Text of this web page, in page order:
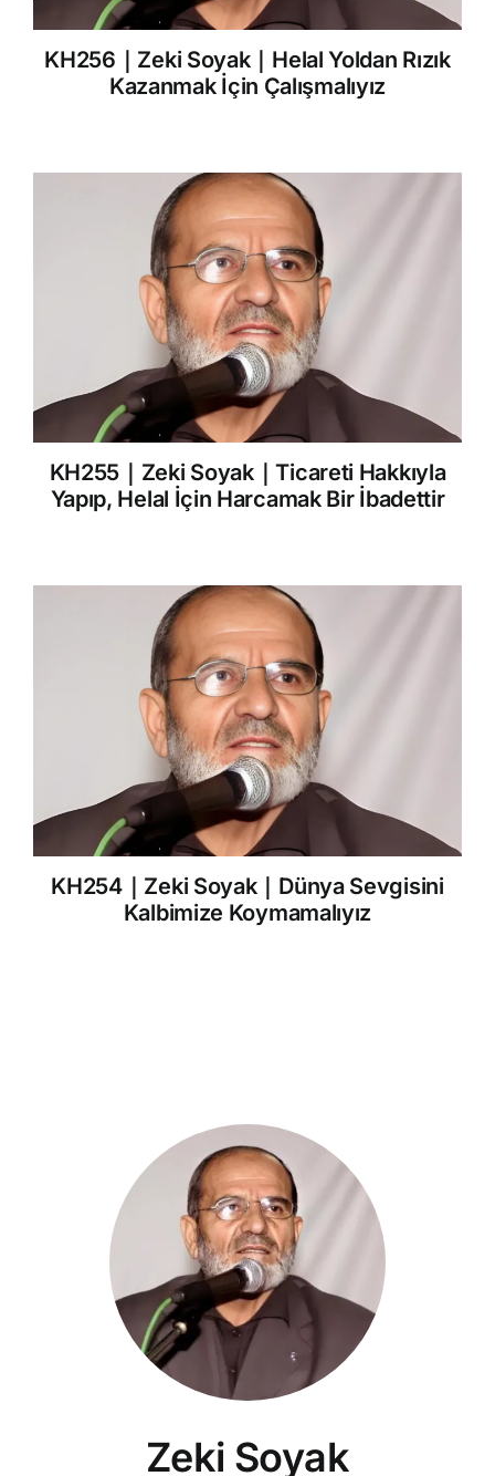
KH256｜Zeki Soyak｜Helal Yoldan Rızık
Kazanmak İçin Çalışmalıyız
KH255｜Zeki Soyak｜Ticareti Hakkıyla
Yapıp, Helal İçin Harcamak Bir İbadettir
KH254｜Zeki Soyak｜Dünya Sevgisini
Kalbimize Koymamalıyız
Zeki Soyak